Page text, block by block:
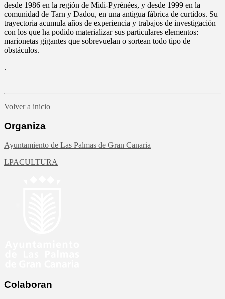
desde 1986 en la región de Midi-Pyrénées, y desde 1999 en la
comunidad de Tarn y Dadou, en una antigua fábrica de curtidos. Su
trayectoria acumula años de experiencia y trabajos de investigación
con los que ha podido materializar sus particulares elementos:
marionetas gigantes que sobrevuelan o sortean todo tipo de
obstáculos.
.
Volver a inicio
Organiza
Ayuntamiento de Las Palmas de Gran Canaria
LPACULTURA
Colaboran